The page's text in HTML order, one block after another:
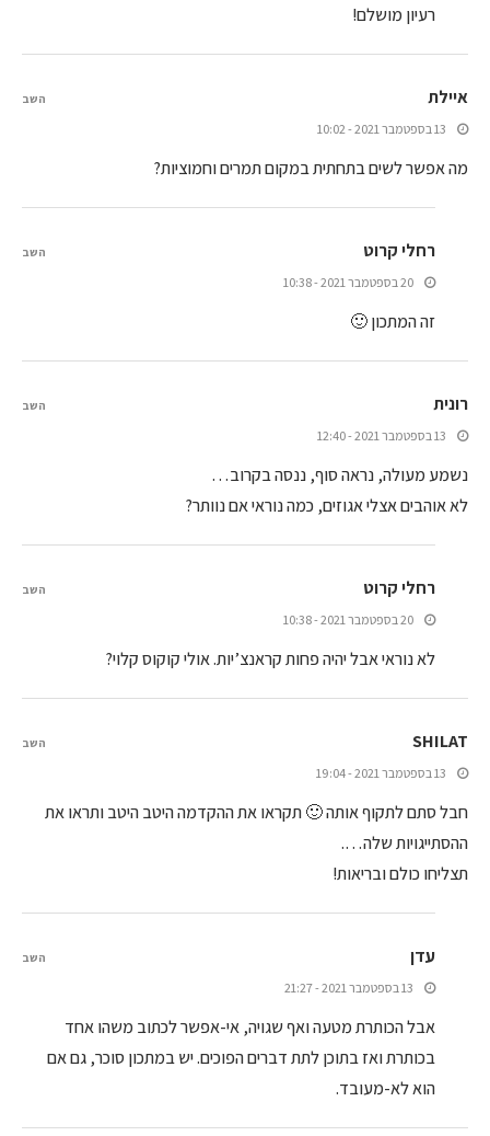
רעיון מושלם!
איילת
13 בספטמבר 2021 - 10:02
מה אפשר לשים בתחתית במקום תמרים וחמוציות?
השב
רחלי קרוט
20 בספטמבר 2021 - 10:38
זה המתכון 🙂
השב
רונית
13 בספטמבר 2021 - 12:40
נשמע מעולה, נראה סוף, ננסה בקרוב…
לא אוהבים אצלי אגוזים, כמה נוראי אם נוותר?
השב
רחלי קרוט
20 בספטמבר 2021 - 10:38
לא נוראי אבל יהיה פחות קראנצ’יות. אולי קוקוס קלוי?
השב
SHILAT
13 בספטמבר 2021 - 19:04
חבל סתם לתקוף אותה 🙂 תקראו את ההקדמה היטב היטב ותראו את
ההסתייגויות שלה….
תצליחו כולם ובריאות!
השב
עדן
13 בספטמבר 2021 - 21:27
אבל הכותרת מטעה ואף שגויה, אי-אפשר לכתוב משהו אחד
בכותרת ואז בתוכן לתת דברים הפוכים. יש במתכון סוכר, גם אם
הוא לא-מעובד.
השב